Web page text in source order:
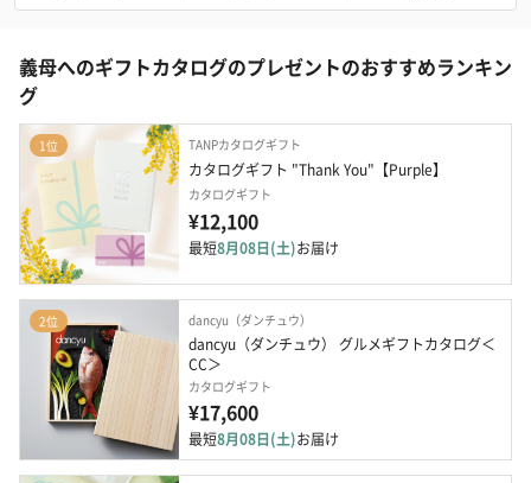
義母へのギフトカタログのプレゼントのおすすめランキン
グ
1位 TANPカタログギフト
カタログギフト "Thank You"【Purple】
カタログギフト
¥12,100
最短8月08日(土)お届け
2位 dancyu（ダンチュウ）
dancyu（ダンチュウ） グルメギフトカタログ＜
CC＞
カタログギフト
¥17,600
最短8月08日(土)お届け